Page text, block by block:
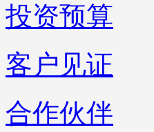
投资预算
客户见证
合作伙伴